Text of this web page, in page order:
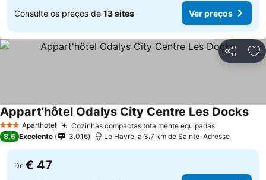
Consulte os preços de 13 sites Ver preços
Partilhar
3 EstrelasAparthotel Cozinhas compactas totalmente equipadasVer preços
Appart'hôtel Odalys City Centre Les Docks
8,6 Excelente 3.016 Le Havre, a 3.7 km de Sainte-Adresse
De € 47